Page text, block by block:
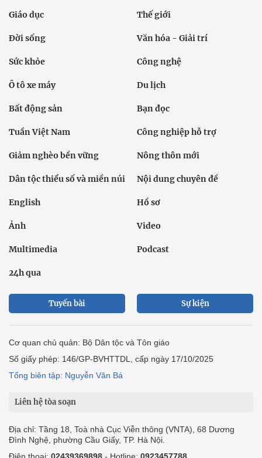
Giáo dục Thế giới
Đời sống Văn hóa - Giải trí
Sức khỏe Công nghệ
Ô tô xe máy Du lịch
Bất động sản Bạn đọc
Tuần Việt Nam Công nghiệp hỗ trợ
Giảm nghèo bền vững Nông thôn mới
Dân tộc thiểu số và miền núi Nội dung chuyên đề
English Hồ sơ
Ảnh Video
Multimedia Podcast
24h qua
Tuyến bài Sự kiện
Cơ quan chủ quản: Bộ Dân tộc và Tôn giáo
Số giấy phép: 146/GP-BVHTTDL, cấp ngày 17/10/2025
Tổng biên tập: Nguyễn Văn Bá
Liên hệ tòa soạn
Địa chỉ: Tầng 18, Toà nhà Cục Viễn thông (VNTA), 68 Dương
Đình Nghệ, phường Cầu Giấy, TP. Hà Nội.